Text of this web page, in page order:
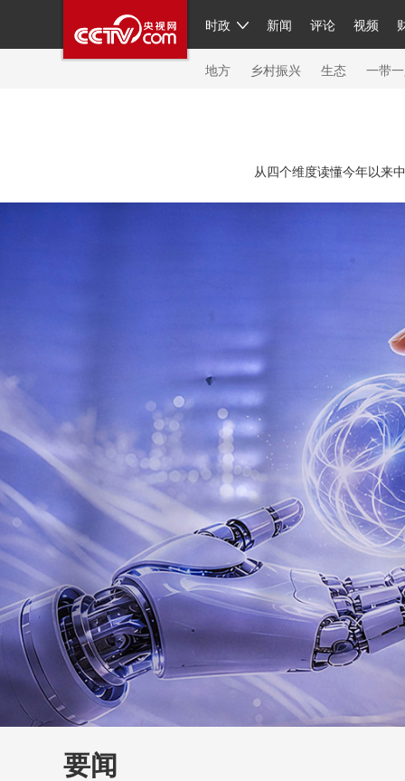
时政 新闻 评论 视频
人民领袖习近平 联播+ 中国
直播 片库 栏目大全 节目单
繁体 海外频道 iPanda
地方 乡村振兴 生态 一带
新闻 国内 国际 评论 经济 军事 科技
2026年世界杯 2026年冬奥
CCTV奥林匹克频道 生活体育大会
财经 教育 乡村振兴 生态环境 一带一路
大国智造 大国展会 大国保险 云顶对话 云
CCTV.节目官网 直播 节目单 栏目 片库
从四个维度读懂今年以来
要闻